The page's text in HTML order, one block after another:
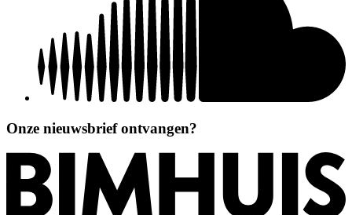
Onze nieuwsbrief ontvangen?